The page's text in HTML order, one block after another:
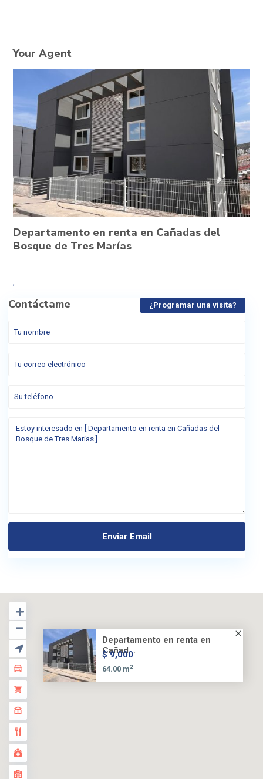
Your Agent
Departamento en renta en Cañadas del
Bosque de Tres Marías
,
Contáctame ¿Programar una visita?
Departamento en renta en
Cañad...
$ 9,000
64.00 m2